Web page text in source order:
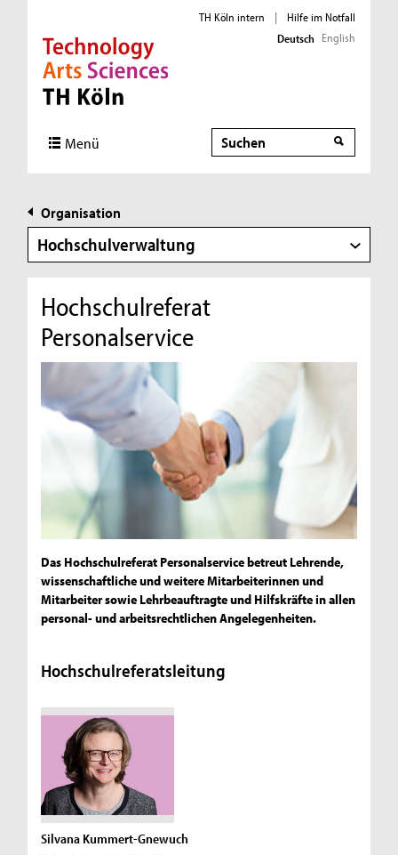
Direkt zur Hauptnavigation
Direkt zur Subnavigation
Direkt zum Inhalt
Direkt zum Fußbereich
TH Köln intern |
Hilfe im Notfall
Deutsch English
Menü Suche
Organisation
Hochschulverwaltung
Hochschulreferat
Personalservice
Das Hochschulreferat Personalservice betreut Lehrende,
wissenschaftliche und weitere Mitarbeiterinnen und
Mitarbeiter sowie Lehrbeauftragte und Hilfskräfte in allen
personal- und arbeitsrechtlichen Angelegenheiten.
Hochschulreferatsleitung
Silvana Kummert-Gnewuch